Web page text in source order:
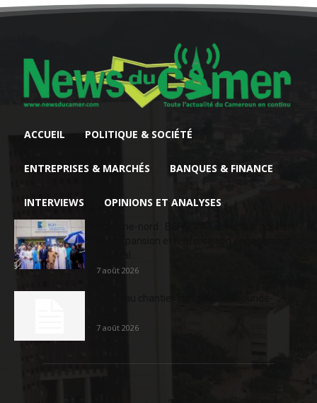
ACCUEIL POLITIQUE & SOCIÉTÉ
ENTREPRISES & MARCHÉS BANQUES & FINANCE
INTERVIEWS OPINIONS ET ANALYSES
7 août 2026
7 août 2026